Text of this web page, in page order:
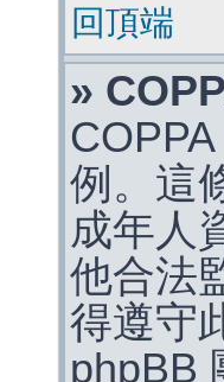
回頂端
»
例。這
成年人
他合法
得遵守
phpBB